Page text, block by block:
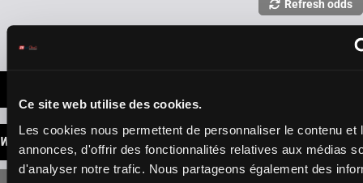
Ce site web utilise des cookies.
Les cookies nous permettent de personnaliser le contenu et
annonces, d'offrir des fonctionnalités relatives aux médias
d'analyser notre trafic. Nous partageons également des
Refresh odds
WINNINGS